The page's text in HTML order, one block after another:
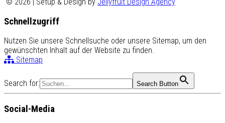
Schnellzugriff
Nutzen Sie unsere Schnellsuche oder unsere Sitemap, um den
gewünschten Inhalt auf der Website zu finden.
Sitemap
Search for: Search Button
Social-Media